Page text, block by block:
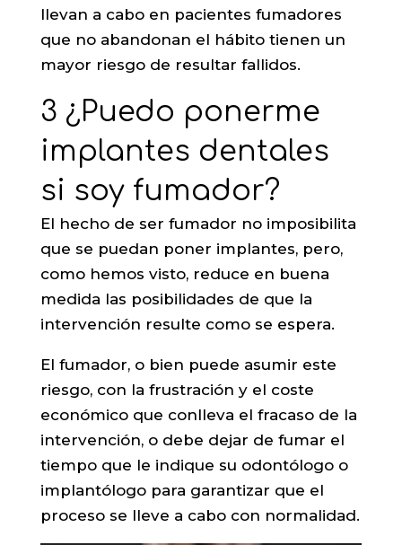
llevan a cabo en pacientes fumadores
que no abandonan el hábito tienen un
mayor riesgo de resultar fallidos.
3 ¿Puedo ponerme
implantes dentales
si soy fumador?
El hecho de ser fumador no imposibilita
que se puedan poner implantes, pero,
como hemos visto, reduce en buena
medida las posibilidades de que la
intervención resulte como se espera.
El fumador, o bien puede asumir este
riesgo, con la frustración y el coste
económico que conlleva el fracaso de la
intervención, o debe dejar de fumar el
tiempo que le indique su odontólogo o
implantólogo para garantizar que el
proceso se lleve a cabo con normalidad.